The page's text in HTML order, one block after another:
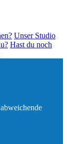
Unser Studio
Hast du noch